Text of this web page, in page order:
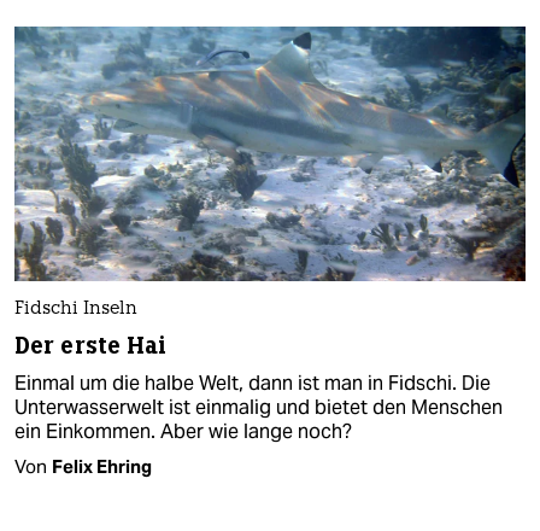
Fidschi Inseln
Der erste Hai
Einmal um die halbe Welt, dann ist man in Fidschi. Die
Unterwasserwelt ist einmalig und bietet den Menschen
ein Einkommen. Aber wie lange noch?
Von Felix Ehring